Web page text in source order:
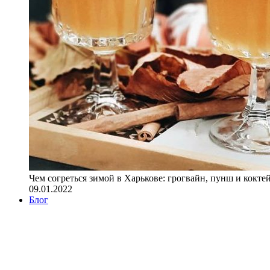
Чем согреться зимой в Харькове: грогвайн, пунш и
09.01.2022
Блог